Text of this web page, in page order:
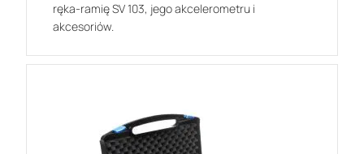
ręka-ramię SV 103, jego akcelerometru i
akcesoriów.